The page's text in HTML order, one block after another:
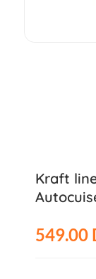
Kraft
549.00